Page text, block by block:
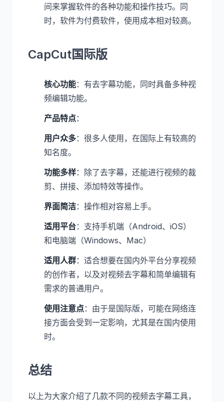
间来掌握软件的各种功能和操作技巧。同
时，软件为付费软件，使用成本相对较高。
CapCut国际版
核心功能：有去字幕功能，同时具备多种视
频编辑功能。
产品特点：
用户众多：很多人使用，在国际上有较高的
知名度。
功能多样：除了去字幕，还能进行视频的裁
剪、拼接、添加特效等操作。
界面简洁：操作相对容易上手。
适用平台：支持手机端（Android、iOS）
和电脑端（Windows、Mac）
适用人群：适合想要在国内外平台分享视频
的创作者，以及对视频去字幕和简单编辑有
需求的普通用户。
使用注意点：由于是国际版，可能在网络连
接方面会受到一定影响，尤其是在国内使用
时。
总结
以上为大家介绍了几款不同的视频去字幕工具，